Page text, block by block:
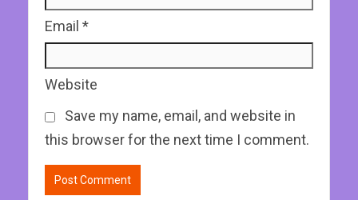
Email *
Website
Save my name, email, and website in
this browser for the next time I comment.